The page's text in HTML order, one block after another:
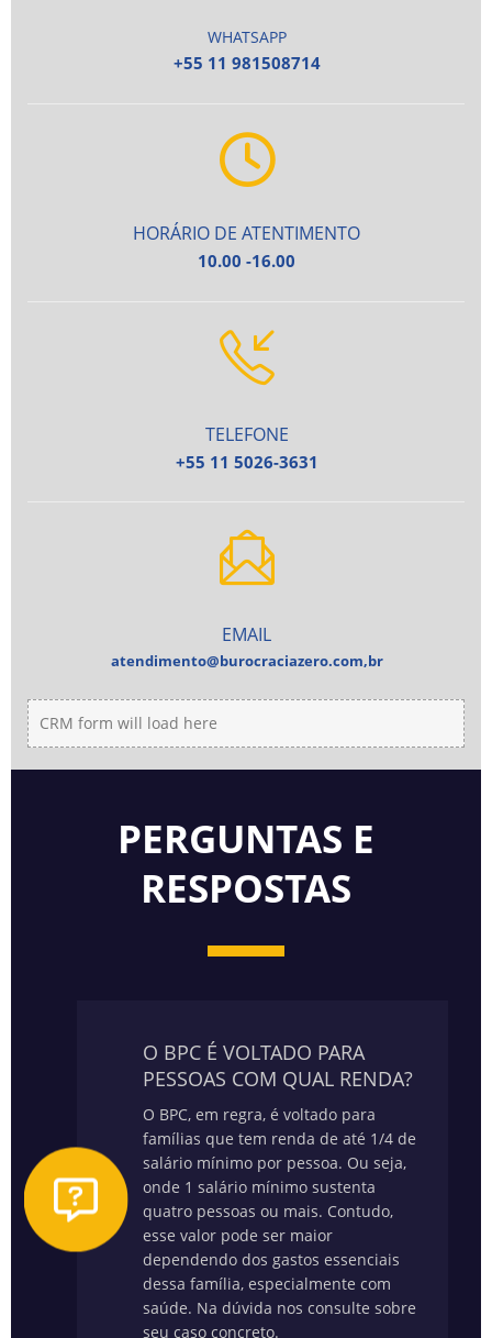
CRM form will load here
WHATSAPP
+55 11 981508714
HORÁRIO DE ATENTIMENTO
10.00 -16.00
TELEFONE
+55 11 5026-3631
EMAIL
atendimento@burocraciazero.com,br
PERGUNTAS E
RESPOSTAS
O BPC É VOLTADO PARA
PESSOAS COM QUAL RENDA?
O BPC, em regra, é voltado para
famílias que tem renda de até 1/4 de
salário mínimo por pessoa. Ou seja,
onde 1 salário mínimo sustenta
quatro pessoas ou mais. Contudo,
esse valor pode ser maior
dependendo dos gastos essenciais
dessa família, especialmente com
saúde. Na dúvida nos consulte sobre
seu caso concreto.